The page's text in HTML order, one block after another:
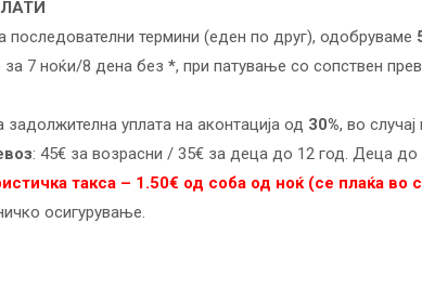
последователни термини (еден по друг), одобруваме
7 ноќи/8 дена без *, при патување со сопствен
уплата на аконтација од 30%, во
: 45€ за возрасни / 35€ за деца до 12 год. Деца
такса – 1.50€ од соба од ноќ (се плаќа во
осигурување.